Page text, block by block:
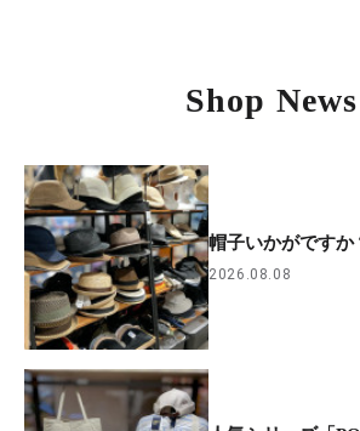
Shop News
帽子いかがですか
2026.08.08